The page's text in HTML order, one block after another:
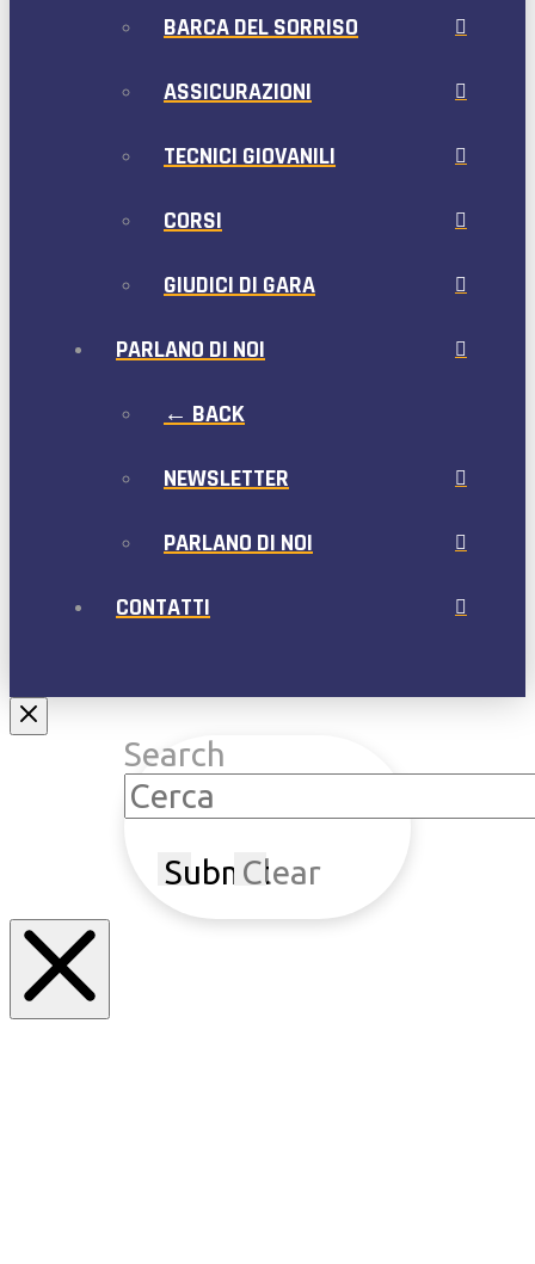
BARCA DEL SORRISO
ASSICURAZIONI
TECNICI GIOVANILI
CORSI
GIUDICI DI GARA
PARLANO DI NOI
← BACK
NEWSLETTER
PARLANO DI NOI
CONTATTI
Search
SubmitClear